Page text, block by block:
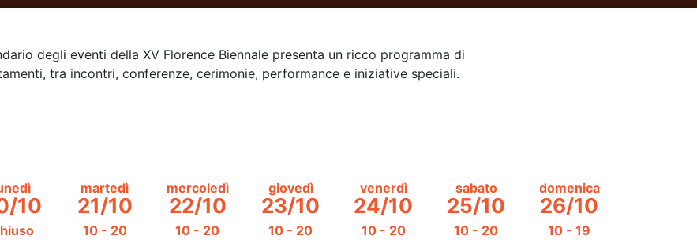
degli eventi della XV Florence Biennale presenta un ricco programma di
tra incontri, conferenze, cerimonie, performance e iniziative speciali.
10
martedì
21/10
10 - 20
mercoledì
22/10
10 - 20
giovedì
23/10
10 - 20
venerdì
24/10
10 - 20
sabato
25/10
10 - 20
domenica
26/10
10 - 19